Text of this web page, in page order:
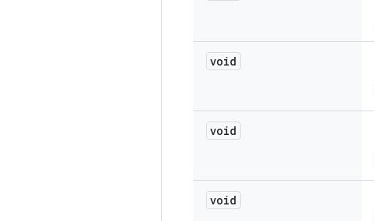
void
void
void